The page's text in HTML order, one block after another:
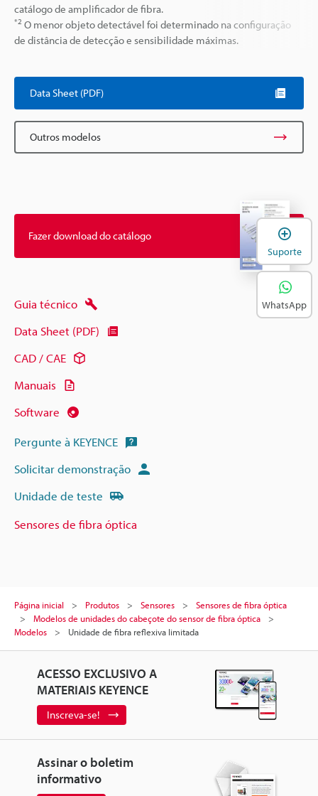
catálogo de amplificador de fibra.
*2 O menor objeto detectável foi determinado na configuração
de distância de detecção e sensibilidade máximas.
Data Sheet (PDF)
Outros modelos
Fazer download do catálogo
Guia técnico
Data Sheet (PDF)
CAD / CAE
Manuais
Software
Pergunte à KEYENCE
Solicitar demonstração
Unidade de teste
Sensores de fibra óptica
Página inicial Produtos Sensores
Sensores de fibra óptica
Modelos de unidades do cabeçote do sensor de fibra óptica
Modelos
Unidade de fibra reflexiva limitada
ACESSO EXCLUSIVO A
MATERIAIS KEYENCE
Inscreva-se!
Assinar o boletim
informativo
Suporte
WhatsApp